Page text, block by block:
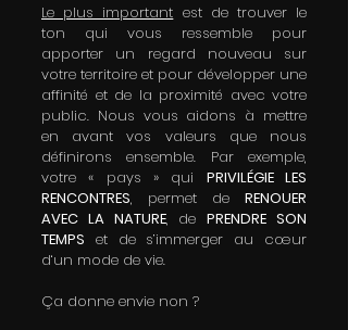
Le plus important est de trouver le
ton qui vous ressemble pour
apporter un regard nouveau sur
votre territoire et pour développer une
affinité et de la proximité avec votre
public. Nous vous aidons à mettre
en avant vos valeurs que nous
définirons ensemble. Par exemple,
votre « pays » qui PRIVILÉGIE LES
RENCONTRES, permet de RENOUER
AVEC LA NATURE, de PRENDRE SON
TEMPS et de s’immerger au cœur
d‘un mode de vie.
Ça donne envie non ?